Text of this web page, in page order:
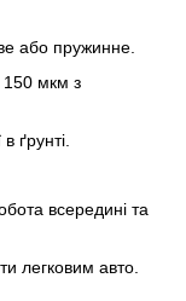
або пружинне.
мкм з
ґрунті.
всередині та
легковим авто.